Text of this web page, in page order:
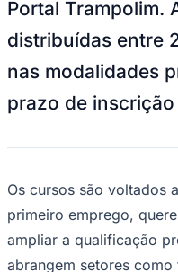
Vôlei
NBB
Competições de Futebol
Brasileirão Série A
Brasileirão Série B
Paulistão
Libertadores
Champions League
Premier League
Bundesliga
Mundial 2026
Portal Trampolim.
distribuídas entre
nas modalidades
prazo de
Os cursos são voltados
primeiro emprego,
ampliar a qualificação
abrangem setores